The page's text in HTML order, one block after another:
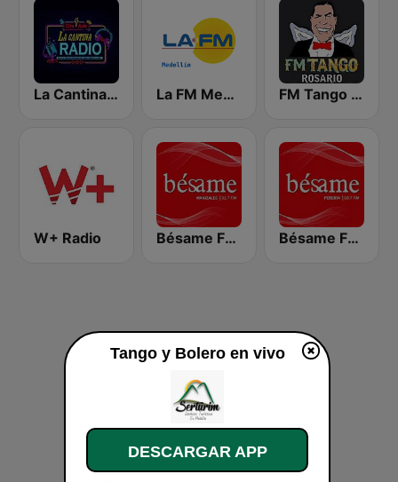
La Cantina Radio La FM Medellín FM Tango Rosario
W+ Radio Bésame FM Manizales Bésame FM Pereira
Tango y Bolero en vivo
DESCARGAR APP